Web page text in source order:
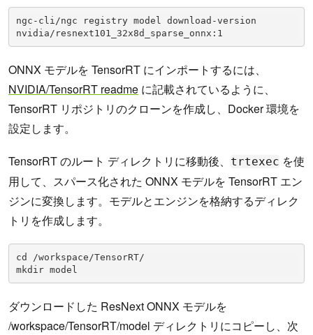
ngc-cli/ngc registry model download-version
nvidia/resnext101_32x8d_sparse_onnx:1
ONNX モデルを TensorRT にインポートするには、
NVIDIA/TensorRT readme に記載されているように、
TensorRT リポジトリのクローンを作成し、Docker 環境を
設定します。
TensorRT のルート ディレクトリに移動後、 trtexec を使
用して、スパース化された ONNX モデルを TensorRT エン
ジンに変換します。モデルとエンジンを格納するディレク
トリを作成します。
cd /workspace/TensorRT/
mkdir model
ダウンロードした ResNext ONNX モデルを
/workspace/TensorRT/model ディレクトリにコピーし、次